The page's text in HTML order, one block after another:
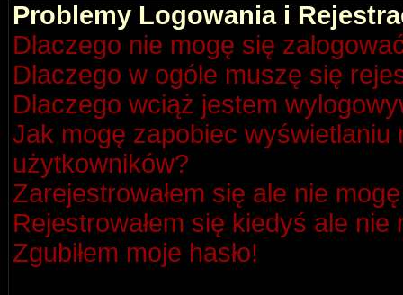
Problemy Logowania i
Dlaczego nie mogę się
Dlaczego w ogóle muszę się
Dlaczego wciąż jestem
Jak mogę zapobiec
użytkowników?
Zarejestrowałem się ale nie
Rejestrowałem się kiedyś ale
Zgubiłem moje hasło!